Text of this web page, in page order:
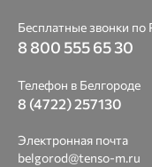
Бесплатные звонки по
8 800 555 65 30
Телефон в Белгороде
8 (4722) 257130
Электронная почта
belgorod@tenso-m.ru